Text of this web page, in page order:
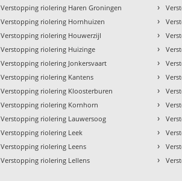
Verstopping riolering Haren Groningen
Verstopping riolering Hornhuizen
Verstopping riolering Houwerzijl
Verstopping riolering Huizinge
Verstopping riolering Jonkersvaart
Verstopping riolering Kantens
Verstopping riolering Kloosterburen
Verstopping riolering Kornhorn
Verstopping riolering Lauwersoog
Verstopping riolering Leek
Verstopping riolering Leens
Verstopping riolering Lellens
›
›
›
›
›
›
›
›
›
›
›
›